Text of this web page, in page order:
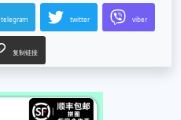
telegram twitter viber
复制链接